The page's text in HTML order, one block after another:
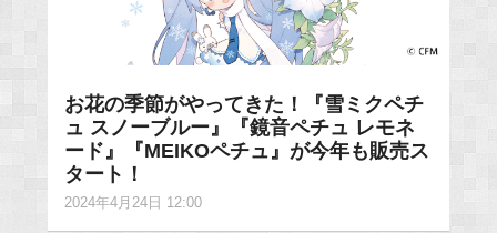
お花の季節がやってきた！『雪ミクペチ
ュ スノーブルー』『鏡音ペチュ レモネ
ード』『MEIKOペチュ』が今年も販売ス
タート！
2024年4月24日 12:00